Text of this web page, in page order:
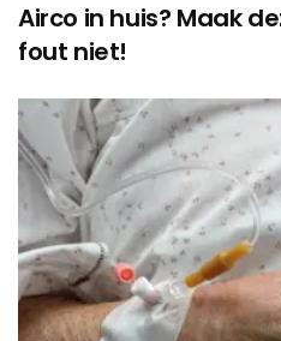
Airco in huis? Maak
fout niet!